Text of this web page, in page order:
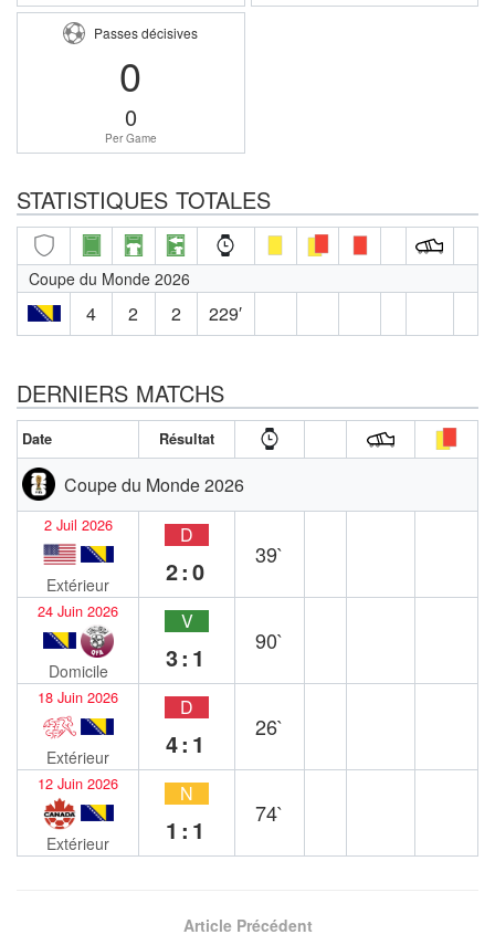
Passes décisives
0
0
Per Game
STATISTIQUES TOTALES
Coupe du Monde 2026
4 2 2 229′
DERNIERS MATCHS
Date Résultat
Coupe du Monde 2026
2 Juil 2026
Extérieur
D
2:0
39`
24 Juin 2026
Domicile
V
3:1
90`
18 Juin 2026
Extérieur
D
4:1
26`
12 Juin 2026
Extérieur
N
1:1
74`
Article Précédent